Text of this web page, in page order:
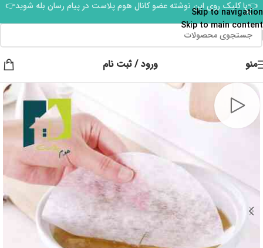
Skip to navigation
Skip to main content
👈با کلیک روی این نوشته عضو کانال هوم پلاست در پیام رسان بله شوید👉
منو ورود / ثبت نام